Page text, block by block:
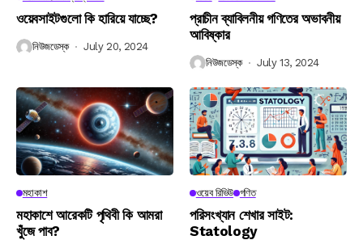
ওয়েবসাইটগুলো কি হারিয়ে যাচ্ছে?
নিউজডেস্ক July 20, 2024
প্রাচীন ব্যাবিলনীয় গণিতের অভাবনীয়
আবিষ্কার
নিউজডেস্ক July 13, 2024
মহাকাশ
মহাকাশে আরেকটি পৃথিবী কি আমরা
খুঁজে পাব?
ওয়েব রিভিউ গণিত
পরিসংখ্যান শেখার সাইট:
Statology